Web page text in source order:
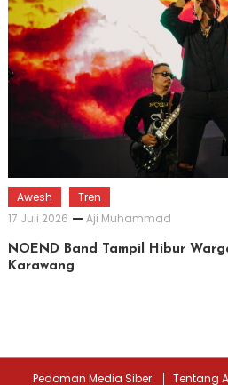
Awesh
Tren
17 Juli 2026
Aji Muhammad
NOEND Band Tampil Hibur
Karawang
Pedoman Media Siber Tentang